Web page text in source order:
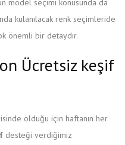
model seçimi konusunda da
kulanılacak renk seçimleride
önemli bir detaydır.
Ücretsiz keşif
olduğu için haftanın her
desteği verdiğimiz